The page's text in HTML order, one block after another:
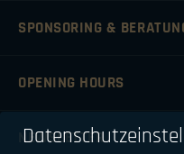
SPONSORING &
OPENING HOURS
NEWSLETTER